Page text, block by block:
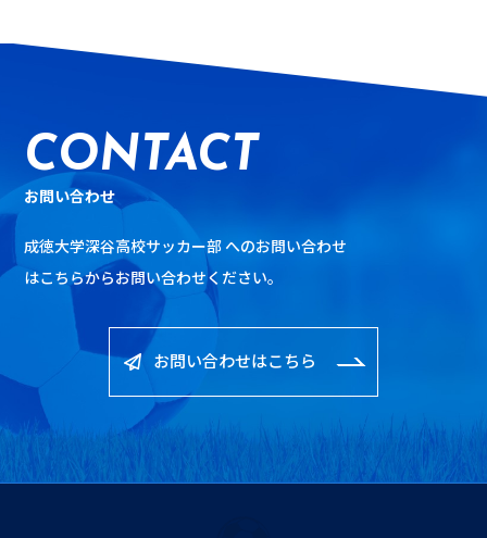
CONTACT
お問い合わせ
成徳大学深谷高校サッカー部 へのお問い合わせ
はこちらからお問い合わせください。
お問い合わせはこちら